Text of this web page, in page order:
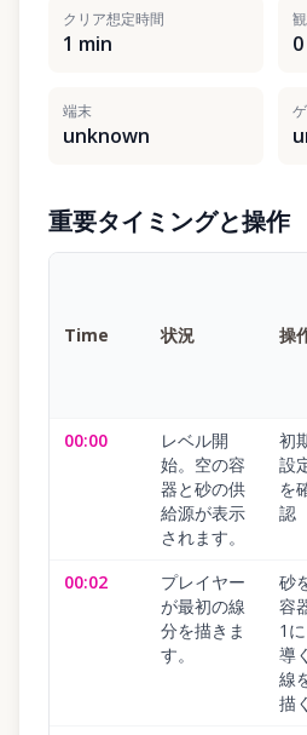
クリア想定時間
1 min 0
端末
unknown
重要タイミングと操作
Time 状況 操
00:00
レベル開
始。空の容
器と砂の供
給源が表示
されます。
初
設
を
認
00:02
プレイヤー
が最初の線
分を描きま
す。
砂
容
1に
導く
線
描く